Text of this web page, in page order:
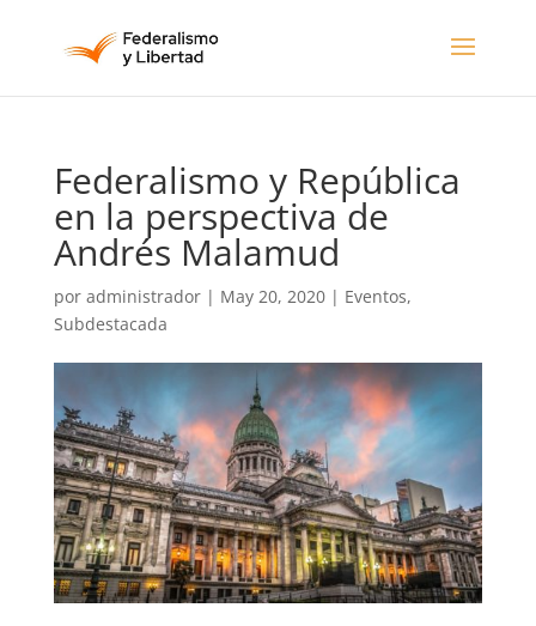
Federalismo y República
en la perspectiva de
Andrés Malamud
por administrador| May 20, 2020| Eventos,
Subdestacada